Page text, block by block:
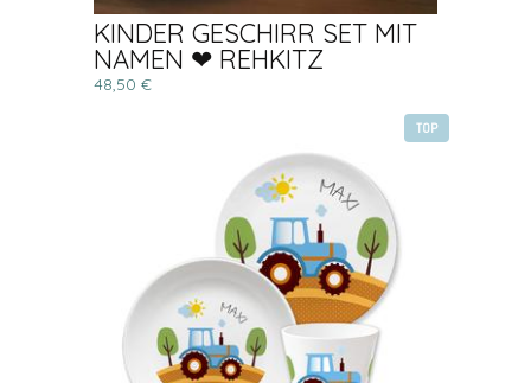
KINDER GESCHIRR SET MIT
NAMEN ❤ REHKITZ
48,50 €
TOP